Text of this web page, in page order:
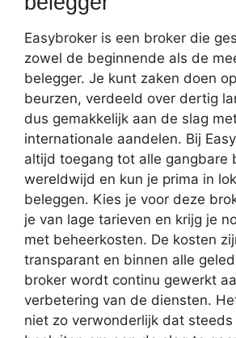
Easybroker is een broker die
zowel de beginnende als de
belegger. Je kunt zaken doen
beurzen, verdeeld over dertig
dus gemakkelijk aan de slag
internationale aandelen. Bij
altijd toegang tot alle gangbare
wereldwijd en kun je prima in
beleggen. Kies je voor deze
je van lage tarieven en krijg je
met beheerkosten. De kosten
transparant en binnen alle
broker wordt continu gewerkt
verbetering van de diensten.
niet zo verwonderlijk dat steeds